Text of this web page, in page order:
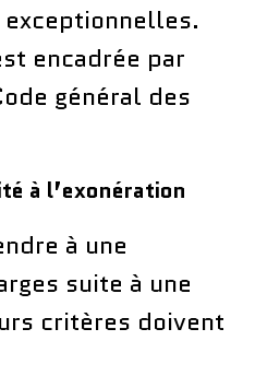
encadrée par
général des
à l’exonération
à une
suite à une
critères doivent